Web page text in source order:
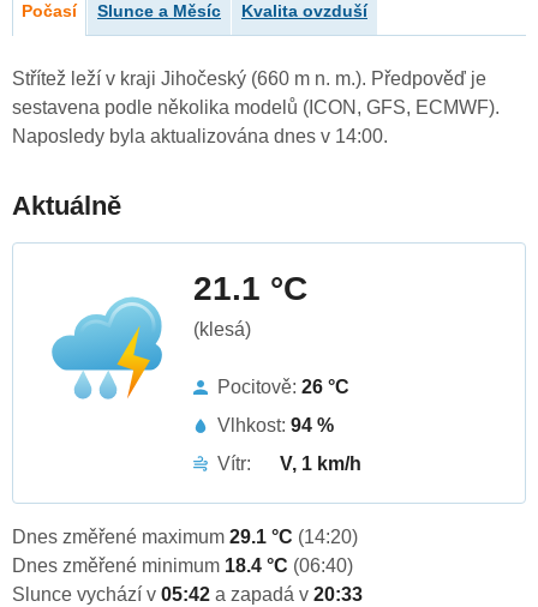
Počasí Slunce a Měsíc Kvalita ovzduší
Střítež leží v kraji Jihočeský (660 m n. m.). Předpověď je
sestavena podle několika modelů (ICON, GFS, ECMWF).
Naposledy byla aktualizována dnes v 14:00.
Aktuálně
21.1 °C
(klesá)
Pocitově: 26 °C
Vlhkost: 94 %
Vítr:
V, 1 km/h
Dnes změřené maximum 29.1 °C (14:20)
Dnes změřené minimum 18.4 °C (06:40)
Slunce vychází v 05:42 a zapadá v 20:33